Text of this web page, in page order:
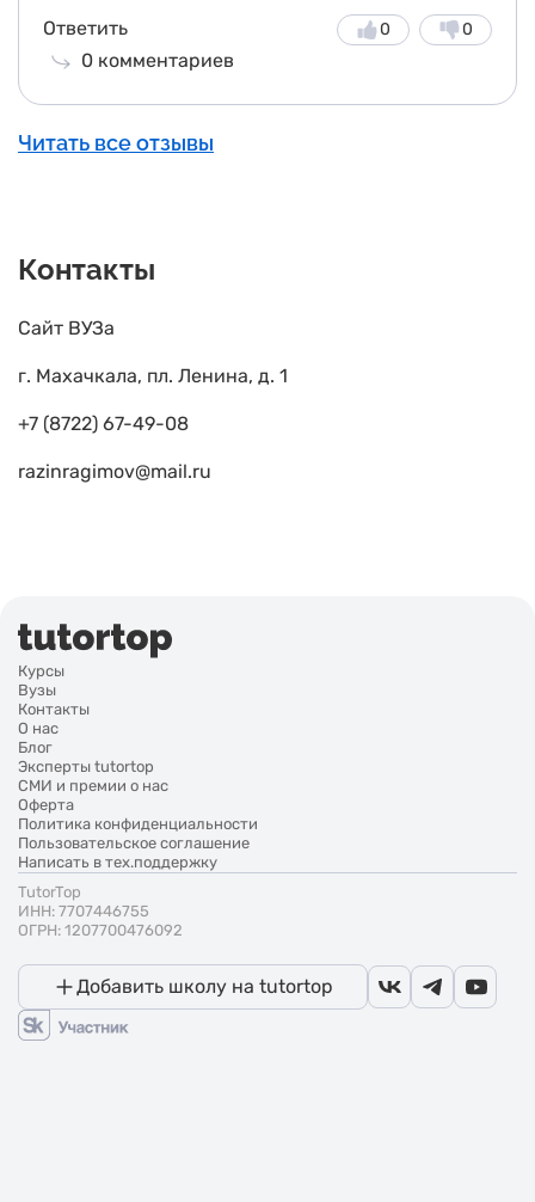
Ответить
0 комментариев
0
0
Читать все отзывы
Контакты
Сайт ВУЗа
г. Махачкала, пл. Ленина, д. 1
+7 (8722) 67-49-08
razinragimov@mail.ru
Курсы
Вузы
Контакты
О нас
Блог
Эксперты tutortop
СМИ и премии о нас
Оферта
Политика конфиденциальности
Пользовательское соглашение
Написать в тех.поддержку
TutorTop
ИНН: 7707446755
ОГРН: 1207700476092
Добавить школу на tutortop